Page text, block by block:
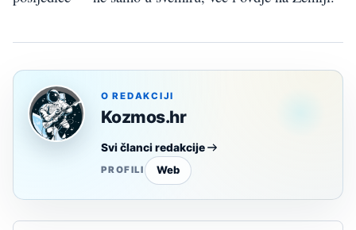
O REDAKCIJI
Kozmos.hr
Svi članci redakcije
PROFILI Web